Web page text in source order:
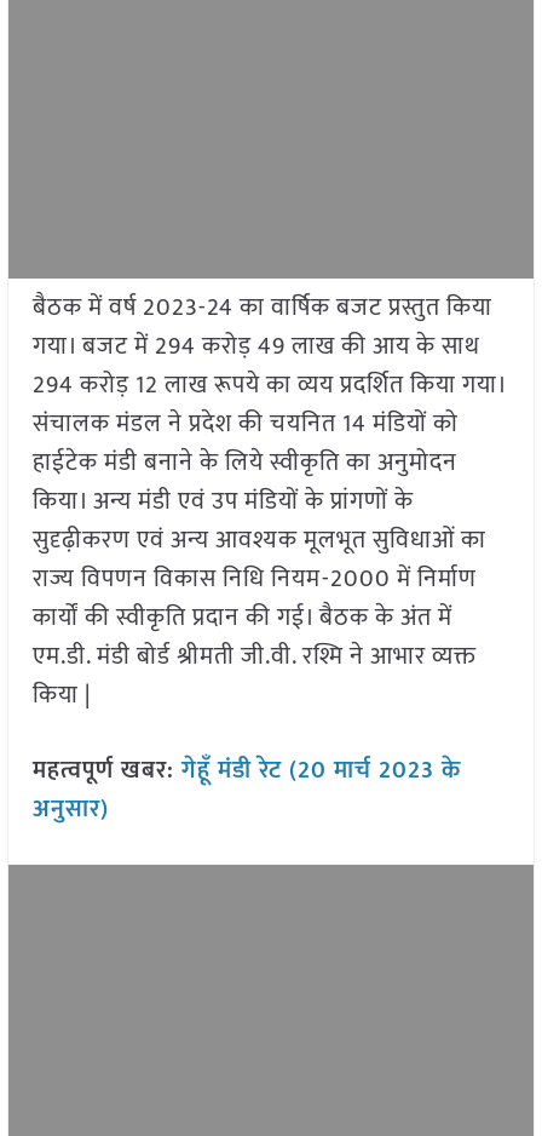
बैठक में वर्ष 2023-24 का वार्षिक बजट प्रस्तुत किया
गया। बजट में 294 करोड़ 49 लाख की आय के साथ
294 करोड़ 12 लाख रूपये का व्यय प्रदर्शित किया गया।
संचालक मंडल ने प्रदेश की चयनित 14 मंडियों को
हाईटेक मंडी बनाने के लिये स्वीकृति का अनुमोदन
किया। अन्य मंडी एवं उप मंडियों के प्रांगणों के
सुदृढ़ीकरण एवं अन्य आवश्यक मूलभूत सुविधाओं का
राज्य विपणन विकास निधि नियम-2000 में निर्माण
कार्यों की स्वीकृति प्रदान की गई। बैठक के अंत में
एम.डी. मंडी बोर्ड श्रीमती जी.वी. रश्मि ने आभार व्यक्त
किया |
महत्वपूर्ण खबर: गेहूँ मंडी रेट (20 मार्च 2023 के
अनुसार)